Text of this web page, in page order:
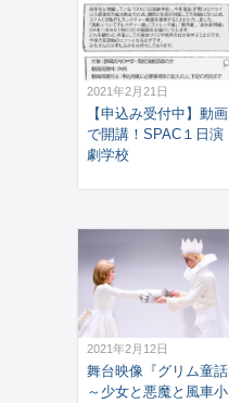
2021年2月21日
【申込み受付中】動画
で開講！SPAC１日演
劇学校
2021年2月12日
舞台映像『グリム童話
～少女と悪魔と風車小